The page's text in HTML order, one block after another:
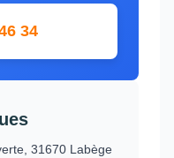
34
31670 Labège